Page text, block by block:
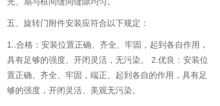
五、旋转门 附件安装应符合以下规定：
1..合格：安装位置正确、齐全、牢固，起到各自作用，
具有足够的强度、开闭灵活，无污染。
2.优良：安装位
置正确、齐全、牢固，端正、起到各自的作用，具有足
够的强度，开闭灵活、美观无污染。